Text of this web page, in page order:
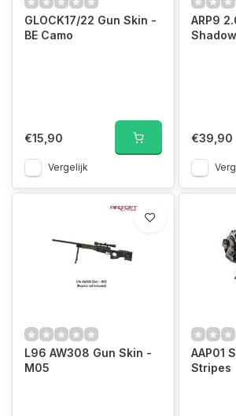
GLOCK17/22 Gun Skin -
BE Camo
€15,90
Vergelijk
ARP9
€39,90
L96 AW308 Gun Skin -
M05
AAP01
Stripes